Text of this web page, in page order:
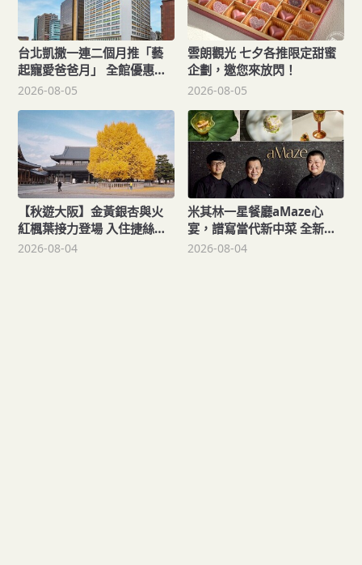
台北凱撒一連二個月推「藝
起寵愛爸爸月」 全館優惠開
跑
2026-08-05
雲朗觀光 七夕各推限定甜蜜
企劃，邀您來放閃！
2026-08-05
【秋遊大阪】金黃銀杏與火
紅楓葉接力登場 入住捷絲旅
心齋橋館每人每晚900元起！
2026-08-04
米其林一星餐廳aMaze心
宴，譜寫當代新中菜 全新套
餐以《圓圓》為名，圓滿人
2026-08-04